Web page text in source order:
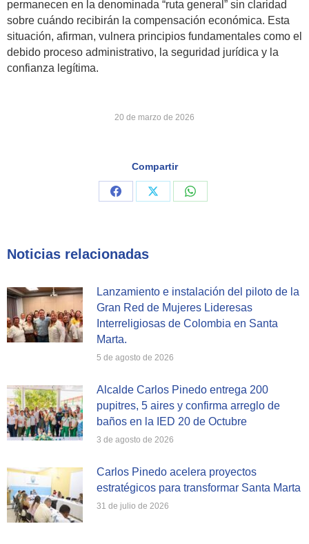
permanecen en la denominada “ruta general” sin claridad
sobre cuándo recibirán la compensación económica. Esta
situación, afirman, vulnera principios fundamentales como el
debido proceso administrativo, la seguridad jurídica y la
confianza legítima.
20 de marzo de 2026
Compartir
Share
Share
Share
Noticias relacionadas
Lanzamiento e instalación del piloto de la
Gran Red de Mujeres Lideresas
Interreligiosas de Colombia en Santa
Marta.
5 de agosto de 2026
Alcalde Carlos Pinedo entrega 200
pupitres, 5 aires y confirma arreglo de
baños en la IED 20 de Octubre
3 de agosto de 2026
Carlos Pinedo acelera proyectos
estratégicos para transformar Santa Marta
31 de julio de 2026